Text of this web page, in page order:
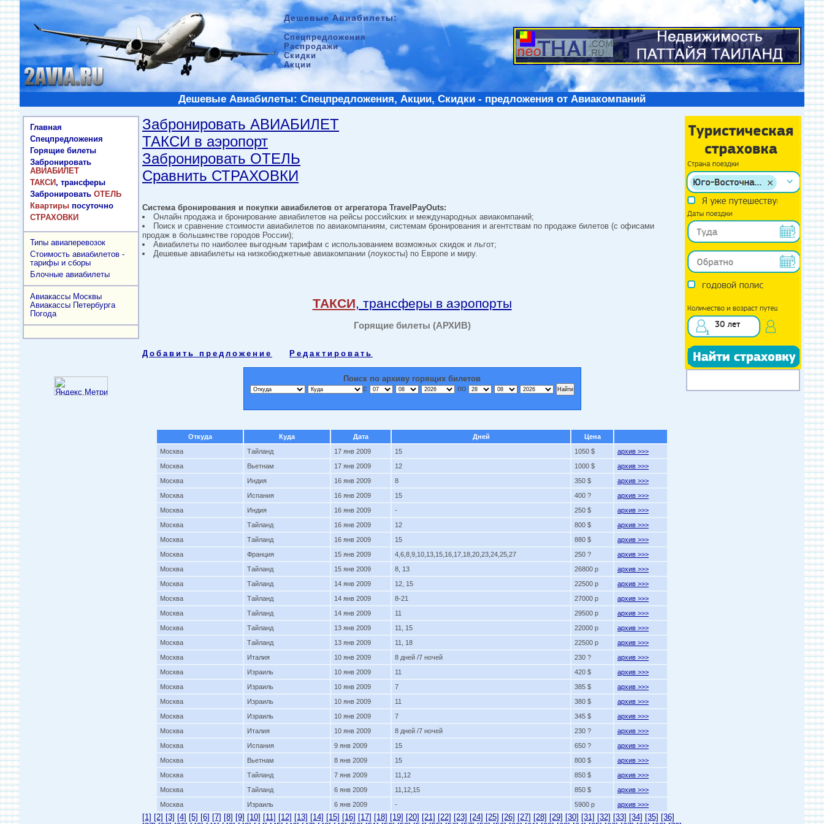
Дешевые Авиабилеты:
Спецпредложения
Распродажи
Скидки
Акции
Дешевые Авиабилеты: Спецпредложения, Акции, Скидки - предложения от Авиакомпаний
Главная
Спецпредложения
Горящие билеты
Забронировать
АВИАБИЛЕТ
ТАКСИ, трансферы
Забронировать ОТЕЛЬ
Квартиры посуточно
СТРАХОВКИ
Типы авиаперевозок
Стоимость авиабилетов -
тарифы и сборы
Блочные авиабилеты
Авиакассы Москвы
Авиакассы Петербурга
Погода
Забронировать АВИАБИЛЕТ
ТАКСИ в аэропорт
Забронировать ОТЕЛЬ
Сравнить СТРАХОВКИ
Система бронирования и покупки авиабилетов от агрегатора TravelPayOuts:
Онлайн продажа и бронирование авиабилетов на рейсы российских и международных авиакомпаний;
Поиск и сравнение стоимости авиабилетов по авиакомпаниям, системам бронирования и агентствам по продаже билетов (с офисами
продаж в большинстве городов России);
Авиабилеты по наиболее выгодным тарифам с использованием возможных скидок и льгот;
Дешевые авиабилеты на низкобюджетные авиакомпании (лоукосты) по Европе и миру.
ТАКСИ, трансферы в аэропорты
Горящие билеты (АРХИВ)
Добавить предложение Редактировать
Поиск по архиву горящих билетов
с
по
Откуда Куда Дата Дней
Цена
Москва
Тайланд 17 янв 2009 15 1050 $
архив >>>
Москва
Вьетнам 17 янв 2009 12 1000 $
архив >>>
Москва
Индия 16 янв 2009 8 350 $
архив >>>
Москва
Испания 16 янв 2009 15 400 ?
архив >>>
Москва
Индия 16 янв 2009 - 250 $
архив >>>
Москва
Тайланд 16 янв 2009 12 800 $
архив >>>
Москва
Тайланд 16 янв 2009 15 880 $
архив >>>
Москва
Франция 15 янв 2009 4,6,8,9,10,13,15,16,17,18,20,23,24,25,27 250 ?
архив >>>
Москва
Тайланд 15 янв 2009 8, 13 26800 p
архив >>>
Москва
Тайланд 14 янв 2009 12, 15 22500 p
архив >>>
Москва
Тайланд 14 янв 2009 8-21 27000 p
архив >>>
Москва
Тайланд 14 янв 2009 11 29500 p
архив >>>
Москва
Тайланд 13 янв 2009 11, 15 22000 p
архив >>>
Москва
Тайланд 13 янв 2009 11, 18 22500 p
архив >>>
Москва
Италия 10 янв 2009 8 дней /7 ночей 230 ?
архив >>>
Москва
Израиль 10 янв 2009 11 420 $
архив >>>
Москва
Израиль 10 янв 2009 7 385 $
архив >>>
Москва
Израиль 10 янв 2009 11 380 $
архив >>>
Москва
Израиль 10 янв 2009 7 345 $
архив >>>
Москва
Италия 10 янв 2009 8 дней /7 ночей 230 ?
архив >>>
Москва
Испания 9 янв 2009 15 650 ?
архив >>>
Москва
Вьетнам 8 янв 2009 15 800 $
архив >>>
Москва
Тайланд 7 янв 2009 11,12 850 $
архив >>>
Москва
Тайланд 6 янв 2009 11,12,15 850 $
архив >>>
Москва
Израиль 6 янв 2009 - 5900 p архив >>>
[1] [2] [3] [4] [5] [6] [7] [8] [9] [10] [11] [12] [13] [14] [15] [16] [17] [18] [19] [20] [21] [22] [23] [24] [25] [26] [27] [28] [29] [30] [31] [32] [33] [34] [35] [36]